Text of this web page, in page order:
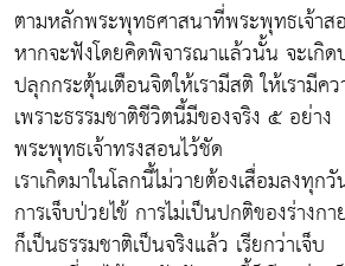
ตามหลักพระพุทธศาสนาที่พระพุทธเจ้าส
หากจะฟังโดยคิดพิจารณาแล้วนั้น จะเกิด
ปลุกกระตุ้นเตือนจิตให้เรามีสติ ให้เรามีค
เพราะธรรมชาติชีวิตนี้มีของจริง ๕ อย่าง
พระพุทธเจ้าทรงสอนไว้ชัด
เราเกิดมาในโลกนี้ไม่วายต้องเสื่อมลงทุก
การเจ็บป่วยไข้ การไม่เป็นปกติของร่างก
ก็เป็นธรรมชาติเป็นจริงแล้ว เรียกว่าเจ็บ